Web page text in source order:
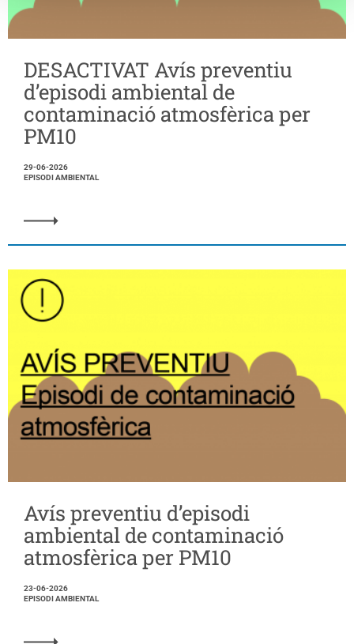
DESACTIVAT Avís preventiu
d’episodi ambiental de
contaminació atmosfèrica per
PM10
29-06-2026
EPISODI AMBIENTAL
Avís preventiu d’episodi
ambiental de contaminació
atmosfèrica per PM10
23-06-2026
EPISODI AMBIENTAL